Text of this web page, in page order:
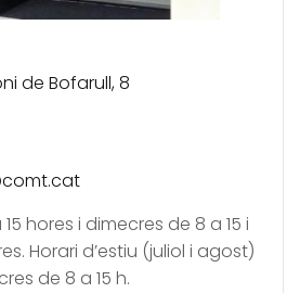
de Bofarull, 8
hores i dimecres de 8 a 15 i
Horari d’estiu (juliol i agost)
de 8 a 15 h.